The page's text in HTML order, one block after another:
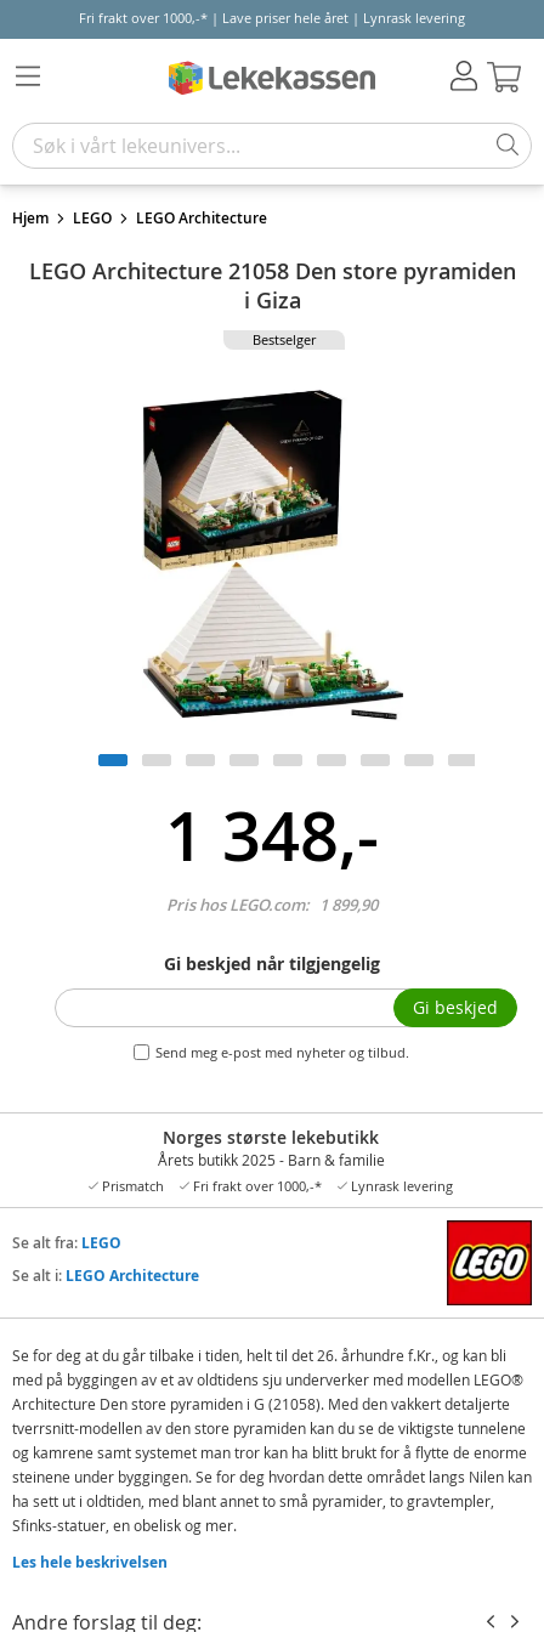
Fri frakt over 1000,-* | Lave priser hele året | Lynrask levering
Hjem LEGO LEGO Architecture
LEGO Architecture 21058 Den store pyramiden
i Giza
Bestselger
1 348,-
Pris hos LEGO.com: 1 899,90
Gi beskjed når tilgjengelig
Send meg e-post med nyheter og tilbud.
Gi beskjed
Norges største lekebutikk
Årets butikk 2025 - Barn & familie
Prismatch Fri frakt over 1000,-* Lynrask levering
Se alt fra: LEGO
Se alt i: LEGO Architecture
Se for deg at du går tilbake i tiden, helt til det 26. århundre f.Kr., og kan bli
med på byggingen av et av oldtidens sju underverker med modellen LEGO®
Architecture Den store pyramiden i G (21058). Med den vakkert detaljerte
tverrsnitt-modellen av den store pyramiden kan du se de viktigste tunnelene
og kamrene samt systemet man tror kan ha blitt brukt for å flytte de enorme
steinene under byggingen. Se for deg hvordan dette området langs Nilen kan
ha sett ut i oldtiden, med blant annet to små pyramider, to gravtempler,
Sfinks-statuer, en obelisk og mer.
Kreativ moro
koble en annen modell (som selges for seg) for å få en komplett pyramide.
Les hele beskrivelsen
Andre forslag til deg: